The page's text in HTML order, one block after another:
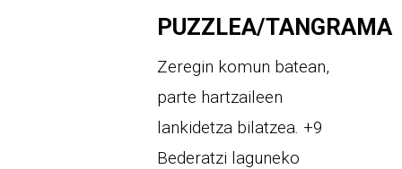
PUZZLEA/TANGRAMA
Zeregin komun batean,
parte hartzaileen
lankidetza bilatzea. +9
Bederatzi laguneko